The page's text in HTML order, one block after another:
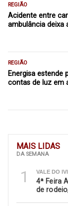
MAIS LIDAS
DA SEMANA
1 VALE DO
4ª Feira
de
REGIÃO
Acidente entre
ambulância deixa
REGIÃO
Energisa estende
contas de luz em